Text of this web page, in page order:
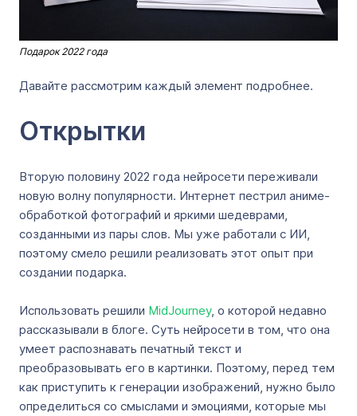
Подарок 2022 года
Давайте рассмотрим каждый элемент подробнее.
Открытки
Вторую половину 2022 года нейросети переживали
новую волну популярности. Интернет пестрил аниме-
обработкой фотографий и яркими шедеврами,
созданными из пары слов. Мы уже работали с ИИ,
поэтому смело решили реализовать этот опыт при
создании подарка.
Использовать решили MidJourney, о которой недавно
рассказывали в блоге. Суть нейросети в том, что она
умеет распознавать печатный текст и
преобразовывать его в картинки. Поэтому, перед тем
как приступить к генерации изображений, нужно было
определиться со смыслами и эмоциями, которые мы